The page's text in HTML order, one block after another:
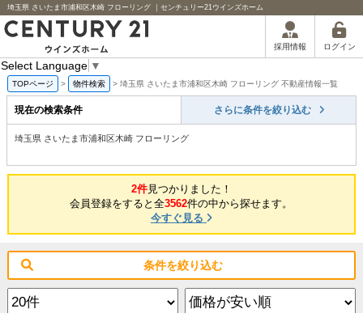
埼玉県 さいたま市浦和区木崎 フローリング ｜センチュリー21ウインズホーム
採用情報 ログイン
Select Language ▼
TOPページ > 物件検索 > 埼玉県 さいたま市浦和区木崎 フローリング 不動産情報一覧
現在の検索条件 さらに条件を絞り込む
埼玉県 さいたま市浦和区木崎 フローリング
2件見つかりました！
会員登録をすると全3562件の中から探せます。
今すぐ見る
条件を絞り込む